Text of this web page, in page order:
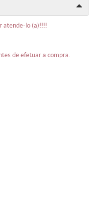
atende-lo (a)!!!!
de efetuar a compra.